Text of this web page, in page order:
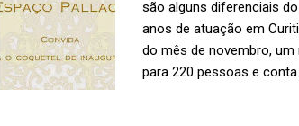
são alguns diferenciais
anos de atuação em
do mês de novembro,
para 220 pessoas e